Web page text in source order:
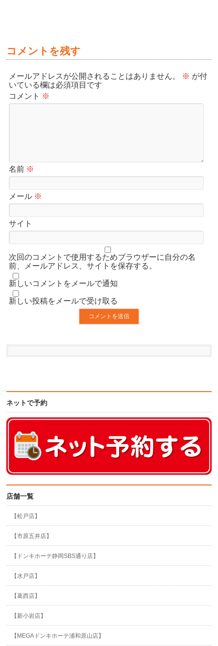
コメントを残す
メールアドレスが公開されることはありません。 ※ が付
いている欄は必須項目です
コメント ※
名前 ※
メール ※
サイト
次回のコメントで使用するためブラウザーに自分の名
前、メールアドレス、サイトを保存する。
新しいコメントをメールで通知
新しい投稿をメールで受け取る
ネットで予約
店舗一覧
【松戸店】
【市原五井店】
【ドンキホーテ静岡SBS通り店】
【水戸店】
【葛西店】
【新小岩店】
【MEGAドンキホーテ浦和原山店】